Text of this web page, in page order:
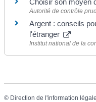
Choisir son moyen
Autorité de contrôle
Argent : conseils
l'étranger
Institut national de la
© Direction de l'information